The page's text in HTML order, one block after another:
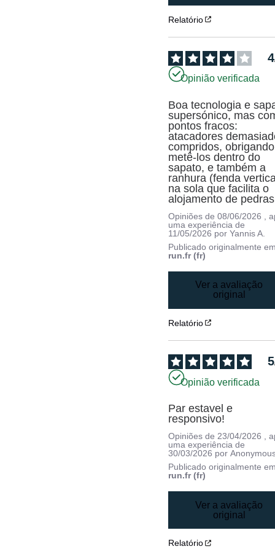
Relatório
4
Opinião verificada
Boa tecnologia e
supersónico, mas
pontos fracos:
atacadores
compridos,
metê-los dentro do
sapato, e também a
ranhura (fenda
na sola que facilita o
alojamento de
Opiniões de08/06/2026
,
uma experiência de
11/05/2026 porYannis A.
Publicado originalmente
run.fr (fr)
Ver a avaliação
original
Relatório
5
Opinião verificada
Par estavel e
responsivo!
Opiniões de 23/04/2026
,
uma experiência de
30/03/2026 por
Publicado originalmente
run.fr (fr)
Ver a avaliação
original
Relatório